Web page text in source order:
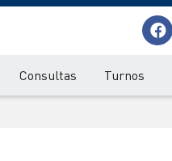
Consultas Turnos